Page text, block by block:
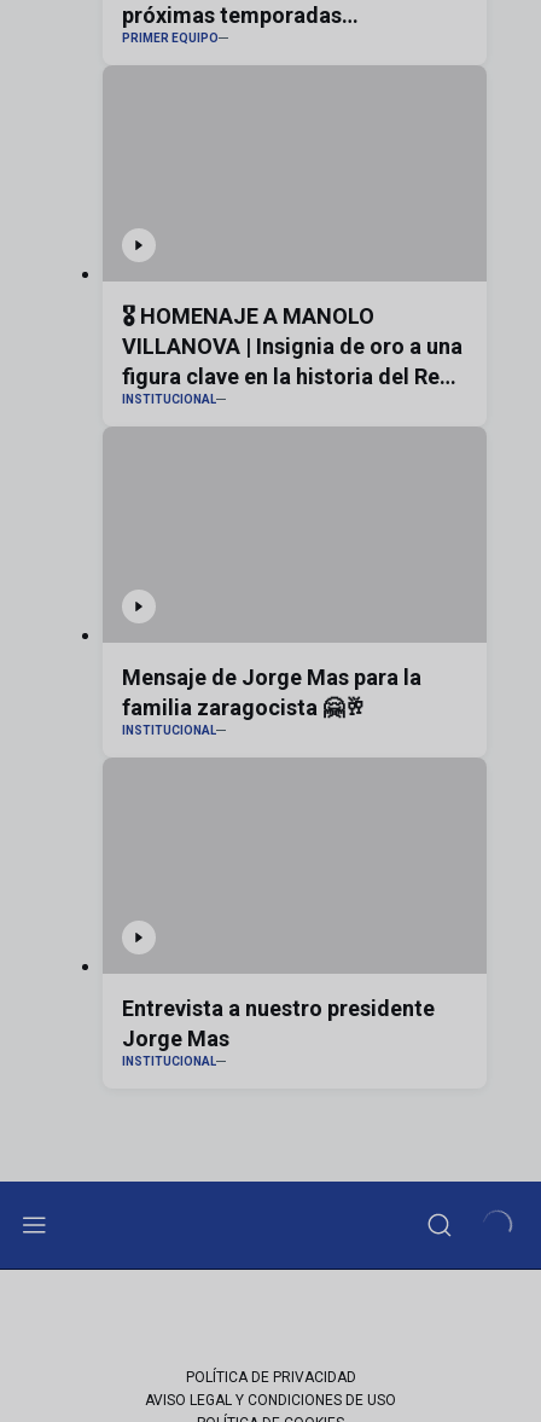
próximas temporadas
#realzaragoza
PRIMER EQUIPO
🎖️ HOMENAJE A MANOLO
VILLANOVA | Insignia de oro a una
figura clave en la historia del Real
Zaragoza
INSTITUCIONAL
Mensaje de Jorge Mas para la
familia zaragocista 🤗🥂
INSTITUCIONAL
Entrevista a nuestro presidente
Jorge Mas
INSTITUCIONAL
POLÍTICA DE PRIVACIDAD
AVISO LEGAL Y CONDICIONES DE USO